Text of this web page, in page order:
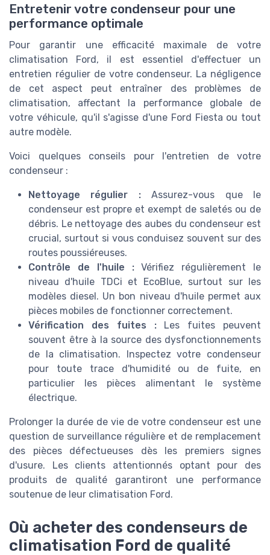
Entretenir votre condenseur pour une
performance optimale
Pour garantir une efficacité maximale de votre
climatisation Ford, il est essentiel d'effectuer un
entretien régulier de votre condenseur. La négligence
de cet aspect peut entraîner des problèmes de
climatisation, affectant la performance globale de
votre véhicule, qu'il s'agisse d'une Ford Fiesta ou tout
autre modèle.
Voici quelques conseils pour l'entretien de votre
condenseur :
Nettoyage régulier :Assurez-vous que le
condenseur est propre et exempt de saletés ou de
débris. Le nettoyage des aubes du condenseur est
crucial, surtout si vous conduisez souvent sur des
routes poussiéreuses.
Contrôle de l'huile :Vérifiez régulièrement le
niveau d'huile TDCi et EcoBlue, surtout sur les
modèles diesel. Un bon niveau d'huile permet aux
pièces mobiles de fonctionner correctement.
Vérification des fuites :Les fuites peuvent
souvent être à la source des dysfonctionnements
de la climatisation. Inspectez votre condenseur
pour toute trace d'humidité ou de fuite, en
particulier les pièces alimentant le système
électrique.
Prolonger la durée de vie de votre condenseur est une
question de surveillance régulière et de remplacement
des pièces défectueuses dès les premiers signes
d'usure. Les clients attentionnés optant pour des
produits de qualité garantiront une performance
soutenue de leur climatisation Ford.
Où acheter des condenseurs de
climatisation Ford de qualité